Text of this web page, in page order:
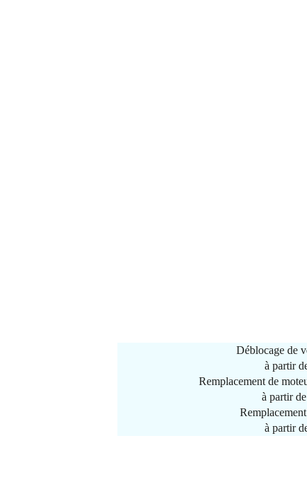
Déblocage de
à partir
Remplacement de
à partir
Remplacement
à partir